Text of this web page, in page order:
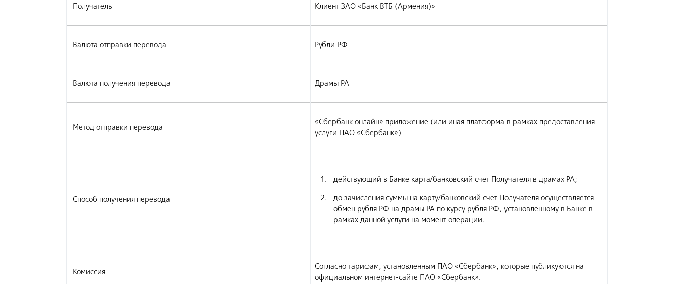
Получатель Клиент ЗАО «Банк ВТБ (Армения)»
Валюта отправки перевода Рубли РФ
Валюта получения перевода Драмы РА
Метод отправки перевода
«Сбербанк онлайн» приложение (или иная платформа в рамках предоставления
услуги ПАО «Сбербанк»)
Способ получения перевода
действующий в Банке карта/банковский счет Получателя в драмах РА;
до зачисления суммы на карту/банковский счет Получателя осуществляется
обмен рубля РФ на драмы РА по курсу рубля РФ, установленному в Банке в
рамках данной услуги на момент операции.
Комиссия
Согласно тарифам, установленным ПАО «Сбербанк», которые публикуются на
официальном интернет-сайте ПАО «Сбербанк».